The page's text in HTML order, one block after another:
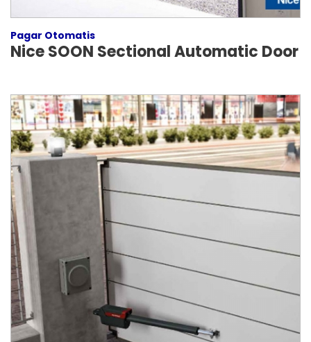
Pagar Otomatis
Nice SOON Sectional Automatic Door